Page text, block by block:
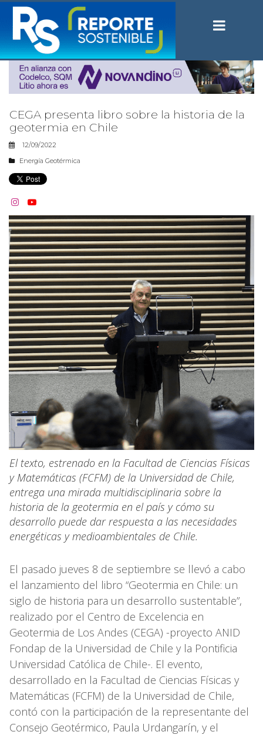
CEGA presenta libro sobre la historia de la
geotermia en Chile
12/09/2022
Energía Geotérmica
 
El texto, estrenado en la Facultad de Ciencias Físicas
y Matemáticas (FCFM) de la Universidad de Chile,
entrega una mirada multidisciplinaria sobre la
historia de la geotermia en el país y cómo su
desarrollo puede dar respuesta a las necesidades
energéticas y medioambientales de Chile.
El pasado jueves 8 de septiembre se llevó a cabo
el lanzamiento del libro “Geotermia en Chile: un
siglo de historia para un desarrollo sustentable”,
realizado por el Centro de Excelencia en
Geotermia de Los Andes (CEGA) -proyecto ANID
Fondap de la Universidad de Chile y la Pontificia
Universidad Católica de Chile-. El evento,
desarrollado en la Facultad de Ciencias Físicas y
Matemáticas (FCFM) de la Universidad de Chile,
contó con la participación de la representante del
Consejo Geotérmico, Paula Urdangarín, y el